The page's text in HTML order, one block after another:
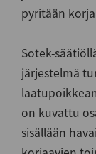
pyritään
Sotek-
järjestelmä
on kuvattu
sisällään